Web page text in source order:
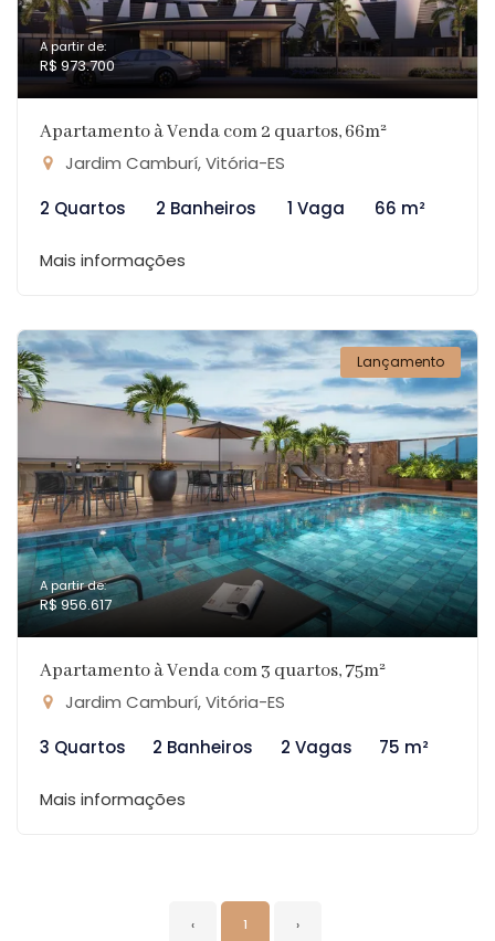
A partir de:
R$ 973.700
Apartamento à Venda com 2 quartos, 66m²
Jardim Camburí, Vitória-ES
2 Quartos
2 Banheiros 1 Vaga 66 m²
Mais informações
Lançamento
A partir de:
R$ 956.617
Apartamento à Venda com 3 quartos, 75m²
Jardim Camburí, Vitória-ES
3 Quartos
2 Banheiros 2 Vagas 75 m²
Mais informações
‹ 1 ›